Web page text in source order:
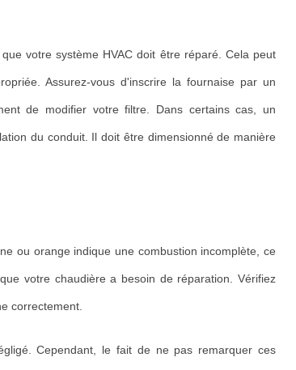
votre système HVAC doit être réparé. Cela peut
Assurez-vous d'inscrire la fournaise par un
de modifier votre filtre. Dans certains cas, un
du conduit. Il doit être dimensionné de manière
ou orange indique une combustion incomplète, ce
votre chaudière a besoin de réparation. Vérifiez
correctement.
Cependant, le fait de ne pas remarquer ces